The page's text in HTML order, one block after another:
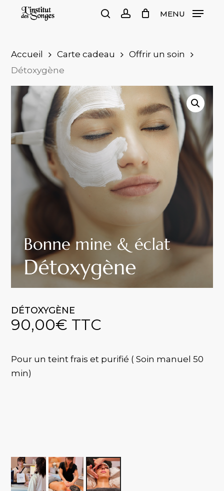
content
MENU
Cart
Accueil Carte cadeau
Offrir un soin
Détoxygène
DÉTOXYGÈNE
90,00€ TTC
Pour un teint frais et purifié ( Soin manuel 50
min)